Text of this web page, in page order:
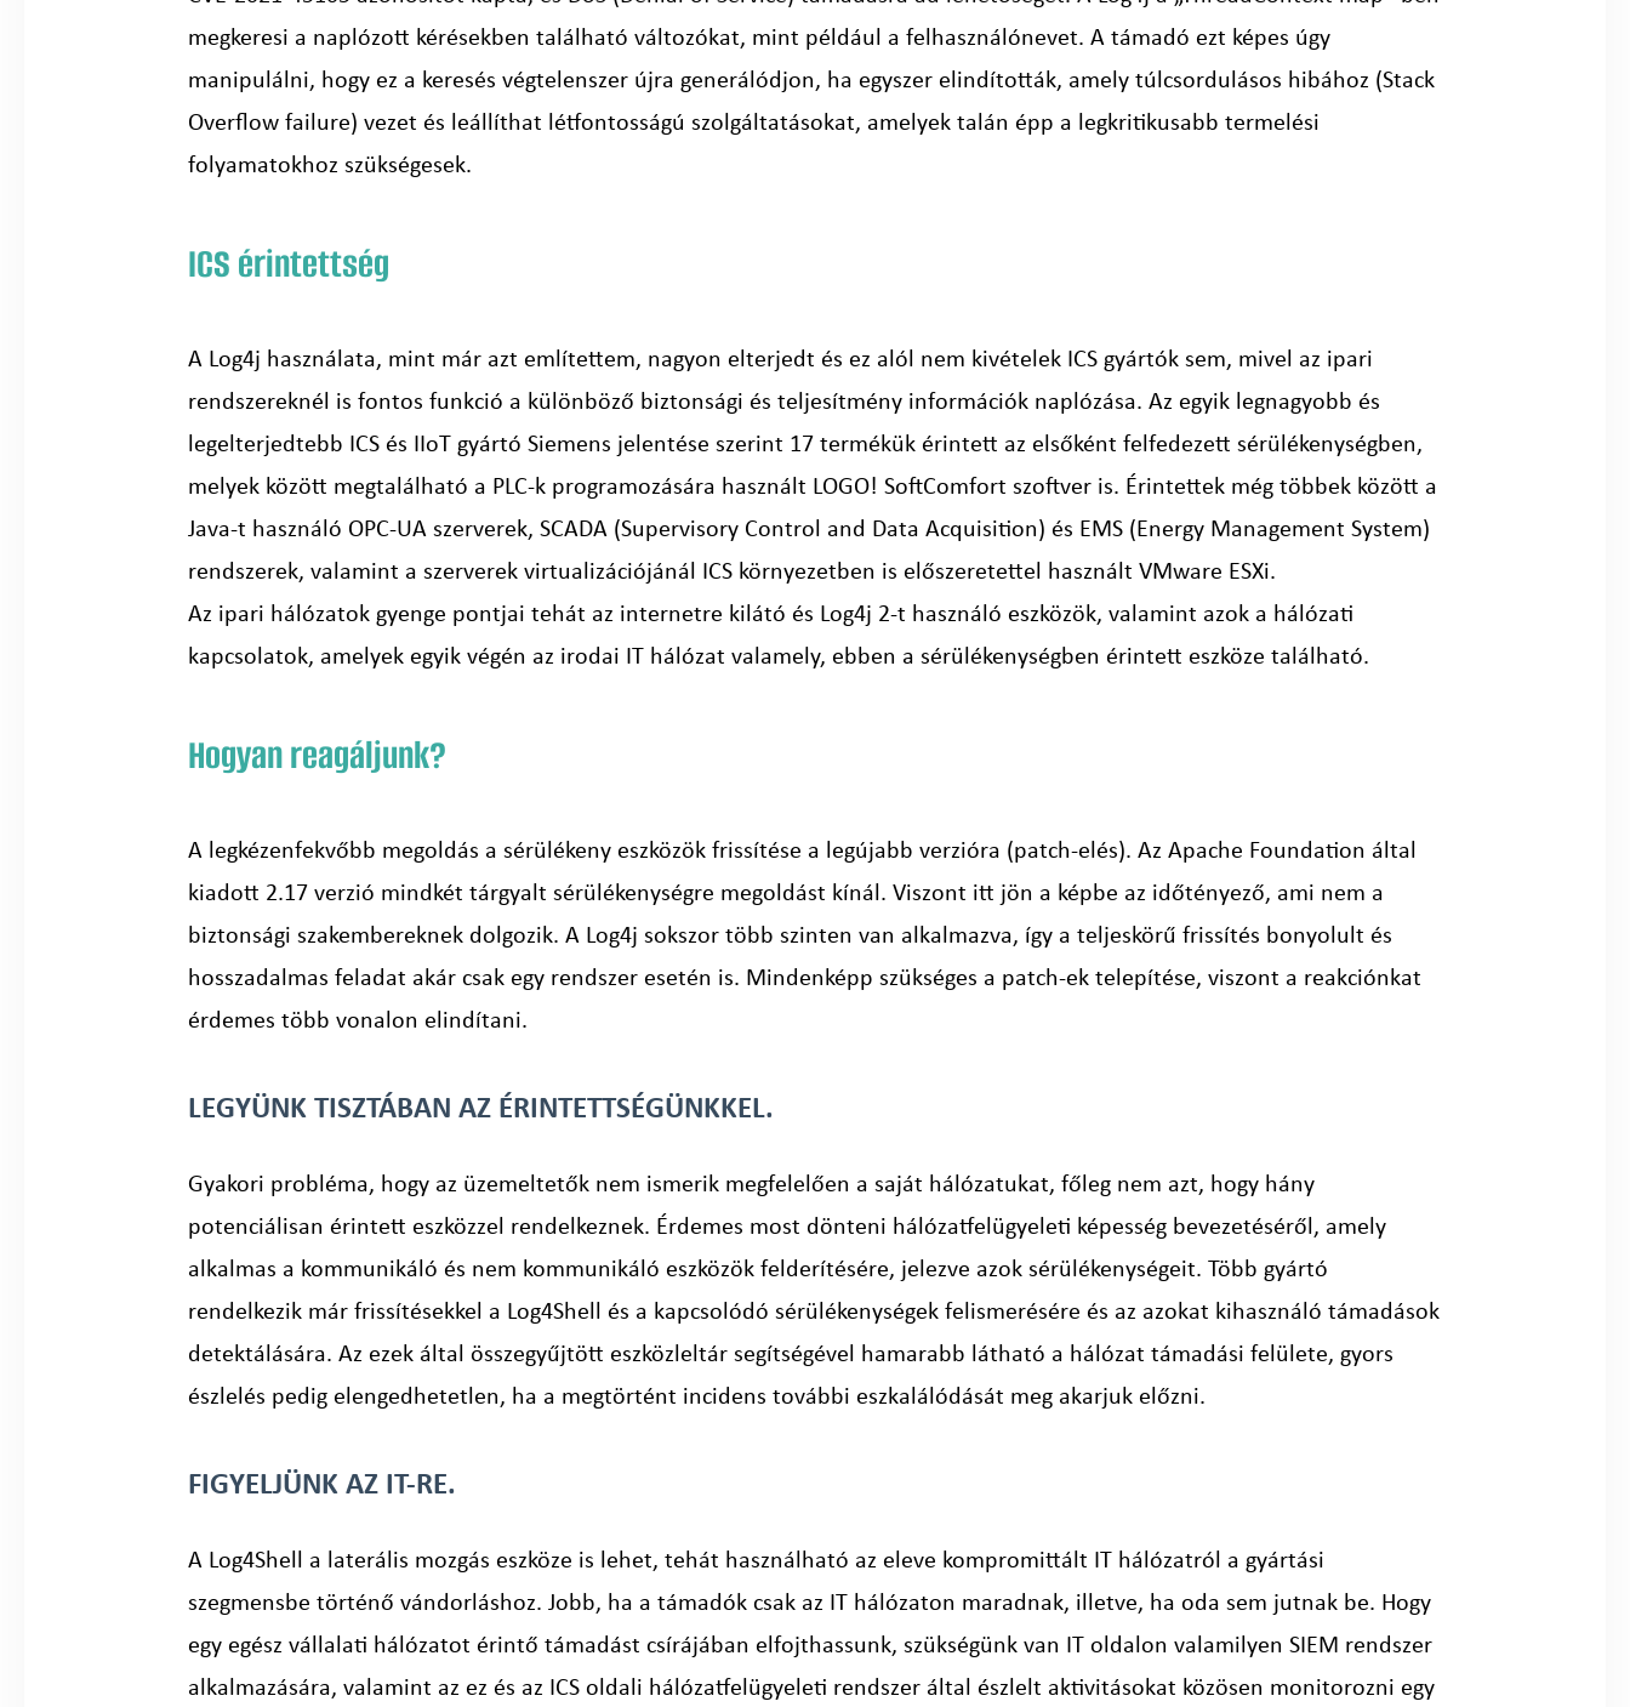
megkeresi a naplózott kérésekben található változókat, mint például a felhasználónevet. A támadó ezt képes úgy
manipulálni, hogy ez a keresés végtelenszer újra generálódjon, ha egyszer elindították, amely túlcsordulásos hibához (Stack
Overflow failure) vezet és leállíthat létfontosságú szolgáltatásokat, amelyek talán épp a legkritikusabb termelési
folyamatokhoz szükségesek.
ICS érintettség
A Log4j használata, mint már azt említettem, nagyon elterjedt és ez alól nem kivételek ICS gyártók sem, mivel az ipari
rendszereknél is fontos funkció a különböző biztonsági és teljesítmény információk naplózása. Az egyik legnagyobb és
legelterjedtebb ICS és IIoT gyártó Siemens jelentése szerint 17 termékük érintett az elsőként felfedezett sérülékenységben,
melyek között megtalálható a PLC-k programozására használt LOGO! SoftComfort szoftver is. Érintettek még többek között a
Java-t használó OPC-UA szerverek, SCADA (Supervisory Control and Data Acquisition) és EMS (Energy Management System)
rendszerek, valamint a szerverek virtualizációjánál ICS környezetben is előszeretettel használt VMware ESXi.
Az ipari hálózatok gyenge pontjai tehát az internetre kilátó és Log4j 2-t használó eszközök, valamint azok a hálózati
kapcsolatok, amelyek egyik végén az irodai IT hálózat valamely, ebben a sérülékenységben érintett eszköze található.
Hogyan reagáljunk?
A legkézenfekvőbb megoldás a sérülékeny eszközök frissítése a legújabb verzióra (patch-elés). Az Apache Foundation által
kiadott 2.17 verzió mindkét tárgyalt sérülékenységre megoldást kínál. Viszont itt jön a képbe az időtényező, ami nem a
biztonsági szakembereknek dolgozik. A Log4j sokszor több szinten van alkalmazva, így a teljeskörű frissítés bonyolult és
hosszadalmas feladat akár csak egy rendszer esetén is. Mindenképp szükséges a patch-ek telepítése, viszont a reakciónkat
érdemes több vonalon elindítani.
LEGYÜNK TISZTÁBAN AZ ÉRINTETTSÉGÜNKKEL.
Gyakori probléma, hogy az üzemeltetők nem ismerik megfelelően a saját hálózatukat, főleg nem azt, hogy hány
potenciálisan érintett eszközzel rendelkeznek. Érdemes most dönteni hálózatfelügyeleti képesség bevezetéséről, amely
alkalmas a kommunikáló és nem kommunikáló eszközök felderítésére, jelezve azok sérülékenységeit. Több gyártó
rendelkezik már frissítésekkel a Log4Shell és a kapcsolódó sérülékenységek felismerésére és az azokat kihasználó támadások
detektálására. Az ezek által összegyűjtött eszközleltár segítségével hamarabb látható a hálózat támadási felülete, gyors
észlelés pedig elengedhetetlen, ha a megtörtént incidens további eszkalálódását meg akarjuk előzni.
FIGYELJÜNK AZ IT-RE.
A Log4Shell a laterális mozgás eszköze is lehet, tehát használható az eleve kompromittált IT hálózatról a gyártási
szegmensbe történő vándorláshoz. Jobb, ha a támadók csak az IT hálózaton maradnak, illetve, ha oda sem jutnak be. Hogy
egy egész vállalati hálózatot érintő támadást csírájában elfojthassunk, szükségünk van IT oldalon valamilyen SIEM rendszer
alkalmazására, valamint az ez és az ICS oldali hálózatfelügyeleti rendszer által észlelt aktivitásokat közösen monitorozni egy